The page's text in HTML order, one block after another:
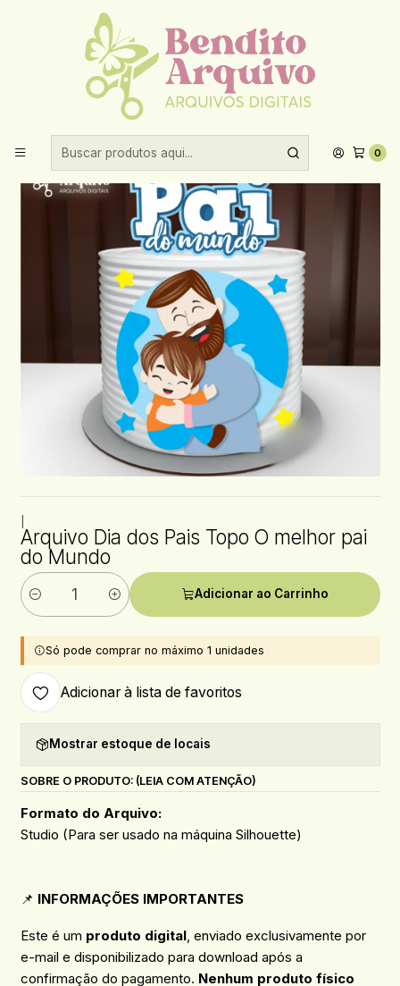
0
Aproveite 10% de desconto ao comprar acima de R$30,00!
Início Datas comemorativas
Dia dos pais
Arquivo Dia dos Pais Topo O melhor pai do Mundo
Arquivo Dia dos Pais Topo O melhor pai
do Mundo
Quantidade
Adicionar ao Carrinho
Só pode comprar no máximo 1 unidades
Adicionar à lista de favoritos
Mostrar estoque de locais
SOBRE O PRODUTO: (LEIA COM ATENÇÃO)
Formato do Arquivo:
Studio (Para ser usado na máquina Silhouette)
📌 INFORMAÇÕES IMPORTANTES
Este é um produto digital, enviado exclusivamente por
e-mail e disponibilizado para download após a
confirmação do pagamento. Nenhum produto físico